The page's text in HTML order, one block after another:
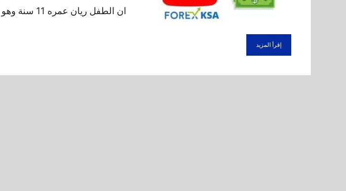
ان الطفل ريان عمره 11 سنة وهو …
إقرأ المزيد